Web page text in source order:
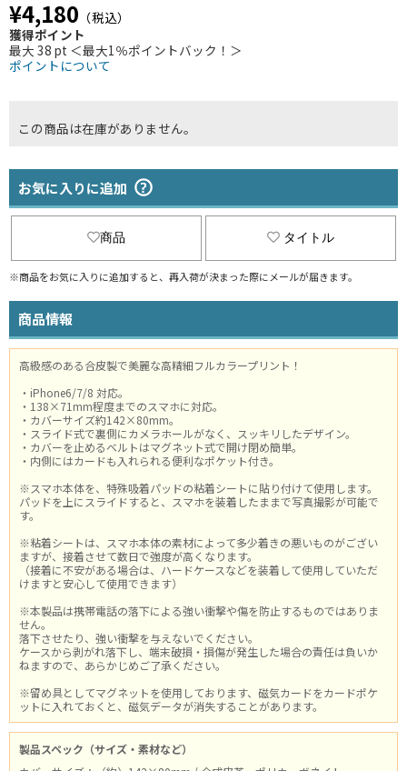
¥4,180 （税込）
獲得ポイント
最大 38 pt ＜最大1％ポイントバック！＞
ポイントについて
この商品は在庫がありません。
お気に入りに追加
商品 タイトル
※商品をお気に入りに追加すると、再入荷が決まった際にメールが届きます。
商品情報
高級感のある合皮製で美麗な高精細フルカラープリント！
・iPhone6/7/8 対応。
・138×71mm程度までのスマホに対応。
・カバーサイズ約142×80mm。
・スライド式で裏側にカメラホールがなく、スッキリしたデザイン。
・カバーを止めるベルトはマグネット式で開け閉め簡単。
・内側にはカードも入れられる便利なポケット付き。
※スマホ本体を、特殊吸着パッドの粘着シートに貼り付けて使用します。
パッドを上にスライドすると、スマホを装着したままで写真撮影が可能で
す。
※粘着シートは、スマホ本体の素材によって多少着きの悪いものがござい
ますが、接着させて数日で強度が高くなります。
（接着に不安がある場合は、ハードケースなどを装着して使用していただ
けますと安心して使用できます）
※本製品は携帯電話の落下による強い衝撃や傷を防止するものではありま
せん。
落下させたり、強い衝撃を与えないでください。
ケースから剥がれ落下し、端末破損・損傷が発生した場合の責任は負いか
ねますので、あらかじめご了承ください。
※留め具としてマグネットを使用しております、磁気カードをカードポケ
ットに入れておくと、磁気データが消失することがあります。
製品スペック（サイズ・素材など）